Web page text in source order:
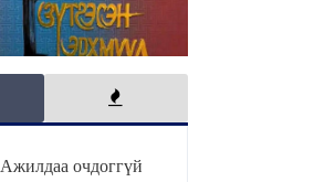
Ажилдаа очдоггүй